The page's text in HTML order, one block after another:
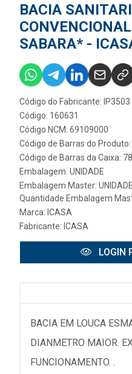
BACIA
SABARA* -
Código do Fabricante: IP3503
Código: 160631
Código NCM: 69109000
Código de Barras do
Código de Barras da Caixa:
Embalagem: UNIDADE
Embalagem Master: UNIDADE
Quantidade Embalagem
Marca: ICASA
Fabricante: ICASA
LOGIN
BACIA EM LOUCA
DIANMETRO MAIOR.
FUNCIONAMENTO. .